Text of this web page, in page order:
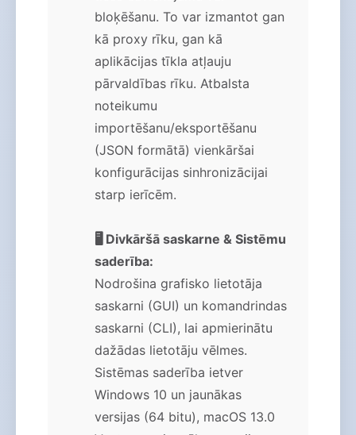
bloķēšanu. To var izmantot gan
kā proxy rīku, gan kā
aplikācijas tīkla atļauju
pārvaldības rīku. Atbalsta
noteikumu
importēšanu/eksportēšanu
(JSON formātā) vienkāršai
konfigurācijas sinhronizācijai
starp ierīcēm.
🖥️ Divkāršā saskarne & Sistēmu
saderība:
Nodrošina grafisko lietotāja
saskarni (GUI) un komandrindas
saskarni (CLI), lai apmierinātu
dažādas lietotāju vēlmes.
Sistēmas saderība ietver
Windows 10 un jaunākas
versijas (64 bitu), macOS 13.0